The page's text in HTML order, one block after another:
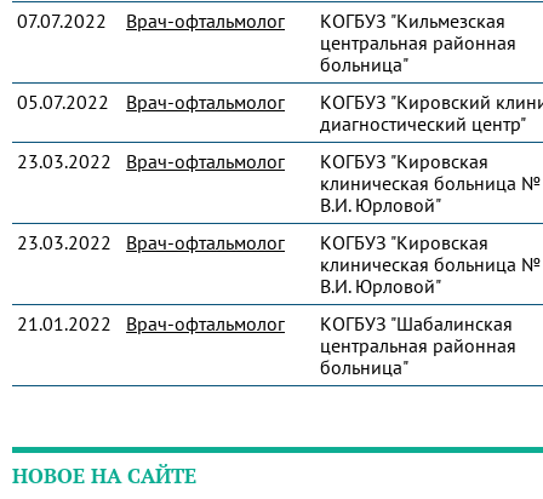
07.07.2022
Врач-офтальмолог
КОГБУЗ "Кильмезская
центральная районная
больница"
05.07.2022
Врач-офтальмолог
КОГБУЗ "Кировский
диагностический центр"
23.03.2022
Врач-офтальмолог
КОГБУЗ "Кировская
клиническая больница
В.И. Юрловой"
23.03.2022
Врач-офтальмолог
КОГБУЗ "Кировская
клиническая больница
В.И. Юрловой"
21.01.2022
Врач-офтальмолог
КОГБУЗ "Шабалинская
центральная районная
больница"
НОВОЕ НА САЙТЕ